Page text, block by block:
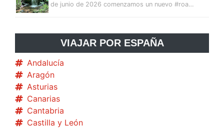
de junio de 2026 comenzamos un nuevo #roa…
VIAJAR POR ESPAÑA
Andalucía
Aragón
Asturias
Canarias
Cantabria
Castilla y León